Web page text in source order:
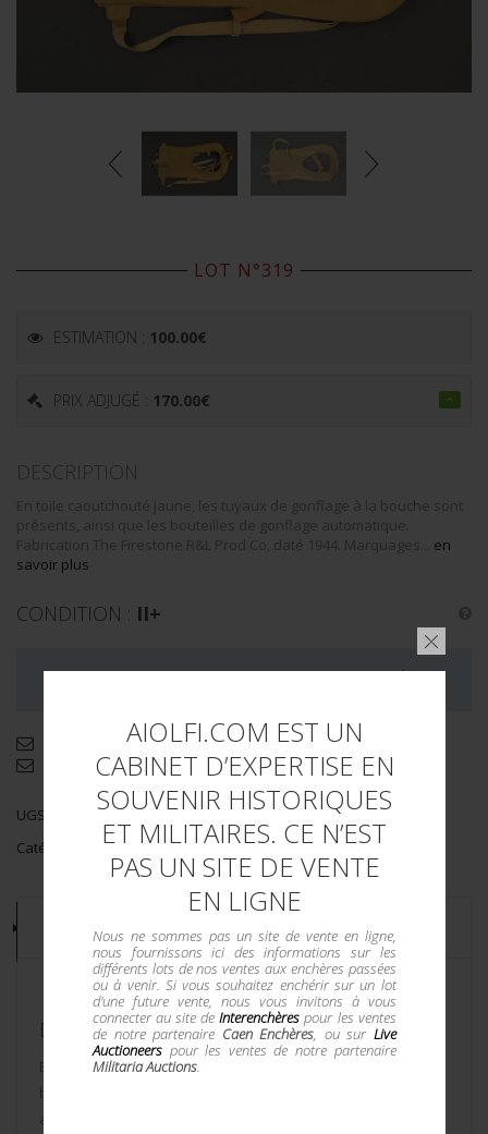
AIOLFI.COM EST UN
CABINET D’EXPERTISE EN
SOUVENIR HISTORIQUES
ET MILITAIRES. CE N’EST
PAS UN SITE DE VENTE
EN LIGNE
Nous ne sommes pas un site de vente en ligne,
nous fournissons ici des informations sur les
différents lots de nos ventes aux enchères passées
ou à venir. Si vous souhaitez enchérir sur un lot
d'une future vente, nous vous invitons à vous
connecter au site deInterenchères pour les ventes
de notre partenaire Caen Enchères, ou sur Live
Auctioneerspour les ventes de notre partenaire
Militaria Auctions.
LOT N°319
ESTIMATION : 100.00€
PRIX ADJUGÉ : 170.00€
DESCRIPTION
En toile caoutchouté jaune, les tuyaux de gonflage à la bouche sont
présents, ainsi que les bouteilles de gonflage automatique.
Fabrication The Firestone R&L Prod Co, daté 1944. Marquages... en
savoir plus
CONDITION : II+
Demande d'informations complémentaires
Envoyer par email
UGS :
13429/58
Catégorie :
AIRBORNE
DESCRIPTION
DESCRIPTION DU LOT
En toile caoutchouté jaune, les tuyaux de gonflage à la
bouche sont présents, ainsi que les bouteilles de gonflage
automatique. Fabrication The Firestone R&L Prod Co, daté